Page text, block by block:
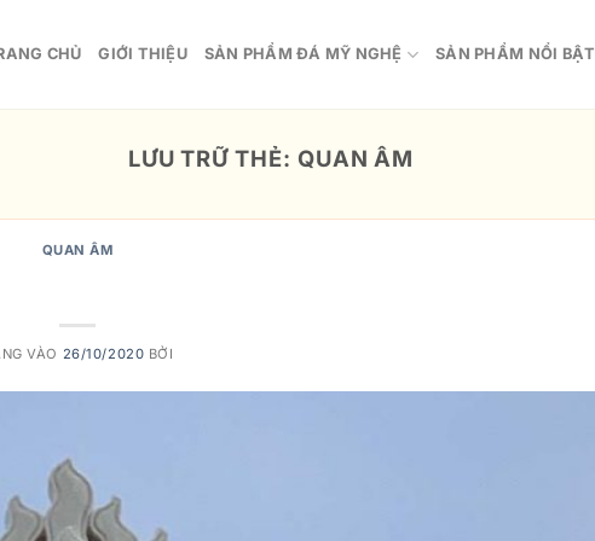
CHỦ GIỚI THIỆU SẢN PHẨM ĐÁ MỸ NGHỆ SẢN PHẨM NỔI BẬT
LƯU TRỮ THẺ: QUAN ÂM
QUAN ÂM
VÀO 26/10/2020 BỞI